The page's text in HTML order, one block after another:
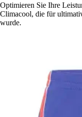
Optimieren Sie Ihre
Climacool, die für
wurde.